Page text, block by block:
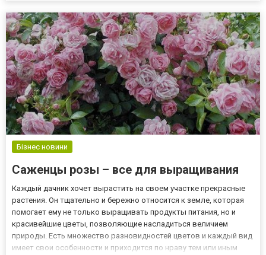
Бізнес новини
Саженцы розы – все для выращивания
Каждый дачник хочет вырастить на своем участке прекрасные
растения. Он тщательно и бережно относится к земле, которая
помогает ему не только выращивать продукты питания, но и
красивейшие цветы, позволяющие насладиться величием
природы. Есть множество разновидностей цветов и каждый вид
имеет свои особенности и приходится по нраву тем или иным